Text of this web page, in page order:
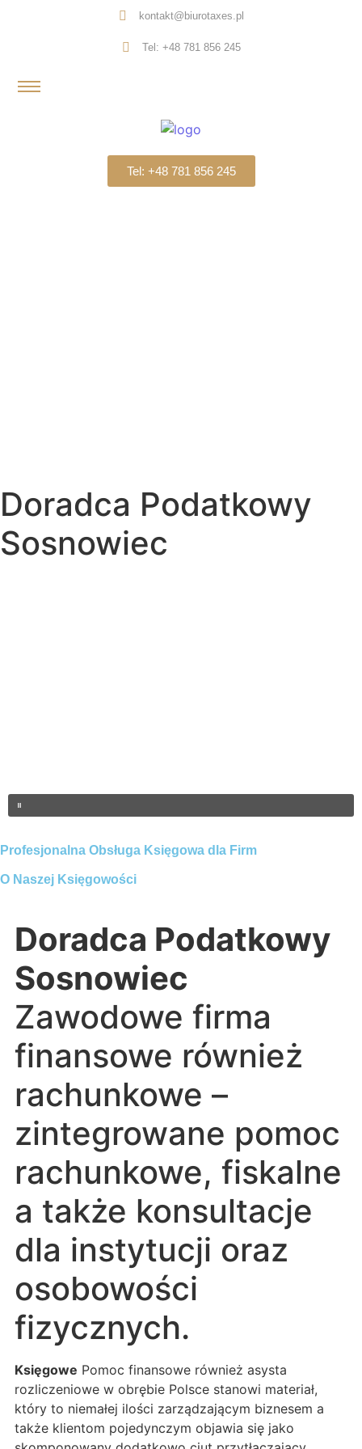
kontakt@biurotaxes.pl
Tel: +48 781 856 245
Tel: +48 781 856 245
Doradca Podatkowy
Sosnowiec
Profesjonalna Obsługa Księgowa dla Firm
O Naszej Księgowości
Doradca Podatkowy
Sosnowiec
Zawodowe firma
finansowe również
rachunkowe –
zintegrowane pomoc
rachunkowe, fiskalne
a także konsultacje
dla instytucji oraz
osobowości
fizycznych.
Księgowe Pomoc finansowe również asysta
rozliczeniowe w obrębie Polsce stanowi materiał,
który to niemałej ilości zarządzającym biznesem a
także klientom pojedynczym objawia się jako